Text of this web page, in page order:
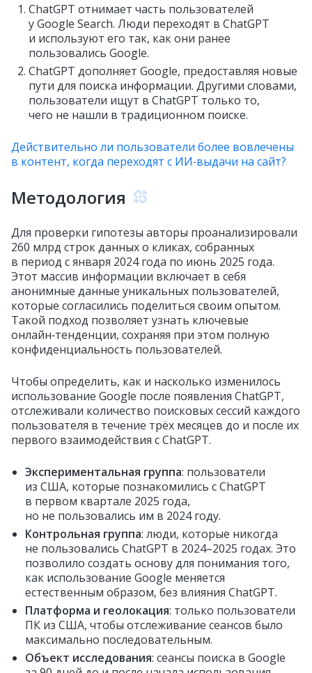
ChatGPT отнимает часть пользователей
у Google Search. Люди переходят в ChatGPT
и используют его так, как они ранее
пользовались Google.
ChatGPT дополняет Google, предоставляя новые
пути для поиска информации. Другими словами,
пользователи ищут в ChatGPT только то,
чего не нашли в традиционном поиске.
Действительно ли пользователи более вовлечены
в контент, когда переходят с ИИ‑выдачи на сайт?
Методология
Для проверки гипотезы авторы проанализировали
260 млрд строк данных о кликах, собранных
в период с января 2024 года по июнь 2025 года.
Этот массив информации включает в себя
анонимные данные уникальных пользователей,
которые согласились поделиться своим опытом.
Такой подход позволяет узнать ключевые
онлайн‑тенденции, сохраняя при этом полную
конфиденциальность пользователей.
Чтобы определить, как и насколько изменилось
использование Google после появления ChatGPT,
отслеживали количество поисковых сессий каждого
пользователя в течение трёх месяцев до и после их
первого взаимодействия с ChatGPT.
Экспериментальная группа: пользователи
из США, которые познакомились с ChatGPT
в первом квартале 2025 года,
но не пользовались им в 2024 году.
Контрольная группа: люди, которые никогда
не пользовались ChatGPT в 2024–2025 годах. Это
позволило создать основу для понимания того,
как использование Google меняется
естественным образом, без влияния ChatGPT.
Платформа и геолокация: только пользователи
ПК из США, чтобы отслеживание сеансов было
максимально последовательным.
Объект исследования: сеансы поиска в Google